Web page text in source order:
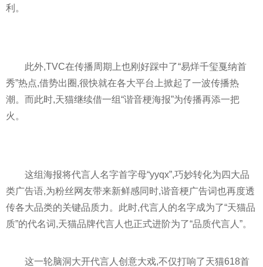
利。
此外,TVC在传播周期上也刚好踩中了“易烊千玺戛纳首
秀”热点,借势出圈,很快就在各大平台上掀起了一波传播热
潮。而此时,天猫继续借一组“谐音梗海报”为传播再添一把
火。
这组海报将代言人名字首字母“yyqx”,巧妙转化为四大品
类广告语,为粉丝网友带来新鲜感同时,谐音梗广告词也再度透
传各大品类的关键品质力。此时,代言人的名字成为了“天猫品
质”的代名词,天猫品牌代言人也正式进阶为了“品质代言人”。
这一轮脑洞大开代言人创意大戏,不仅打响了天猫618首